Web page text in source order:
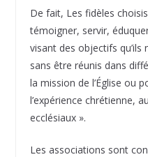
De fait, Les fidèles
témoigner, servir,
visant des objectifs
sans être réunis dans
la mission de l’Église ou
l’expérience chrétienne,
ecclésiaux ».
Les associations sont